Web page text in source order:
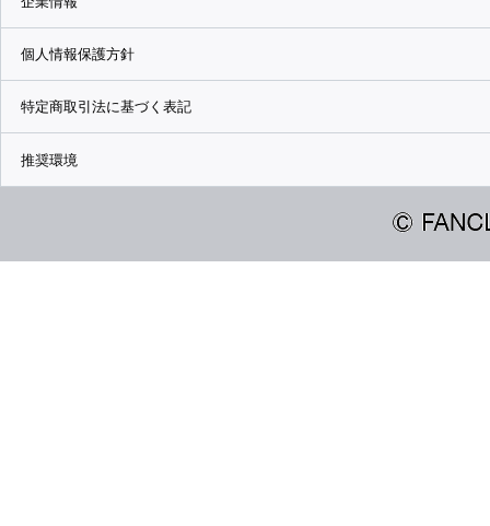
個人情報保護方針
特定商取引法に基づく表記
推奨環境